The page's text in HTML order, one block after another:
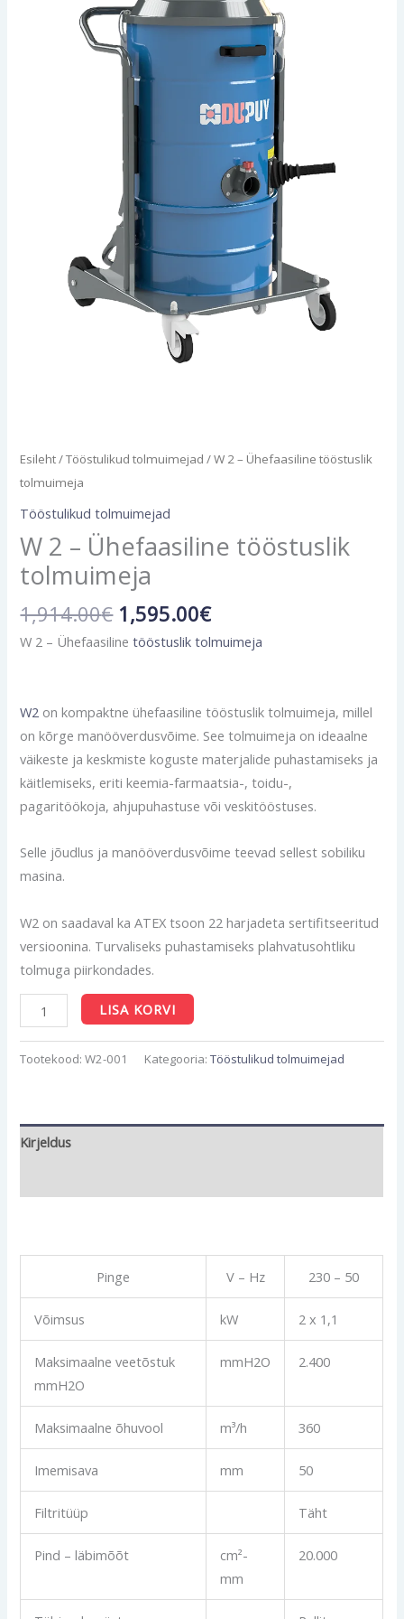
Esileht/Tööstulikud tolmuimejad / W 2 – Ühefaasiline tööstuslik
tolmuimeja
Tööstulikud tolmuimejad
W 2 – Ühefaasiline tööstuslik
tolmuimeja
1,914.00€ 1,595.00€
W 2 – Ühefaasilinetööstuslik tolmuimeja
W2 on kompaktne ühefaasiline tööstuslik tolmuimeja, millel
on kõrge manööverdusvõime. See tolmuimeja on ideaalne
väikeste ja keskmiste koguste materjalide puhastamiseks ja
käitlemiseks, eriti keemia-farmaatsia-, toidu-,
pagaritöökoja, ahjupuhastuse või veskitööstuses.
Selle jõudlus ja manööverdusvõime teevad sellest sobiliku
masina.
W2 on saadaval ka ATEX tsoon 22 harjadeta sertifitseeritud
versioonina. Turvaliseks puhastamiseks plahvatusohtliku
tolmuga piirkondades.
LISA KORVI
Tootekood:W2-001 Kategooria:Tööstulikud tolmuimejad
Kirjeldus
Pinge V – Hz 230 – 50
Võimsus kW 2 x 1,1
Maksimaalne veetõstuk
mmH2O
mmH2O 2.400
Maksimaalne õhuvool m³/h 360
Imemisava mm 50
Filtritüüp Täht
Pind – läbimõõt
cm²-
mm
20.000